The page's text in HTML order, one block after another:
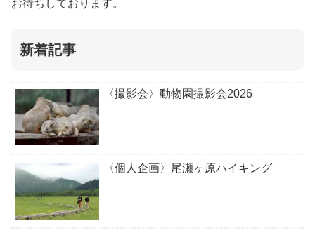
お待ちしております。
新着記事
〈撮影会〉動物園撮影会2026
〈個人企画〉尾瀬ヶ原ハイキング